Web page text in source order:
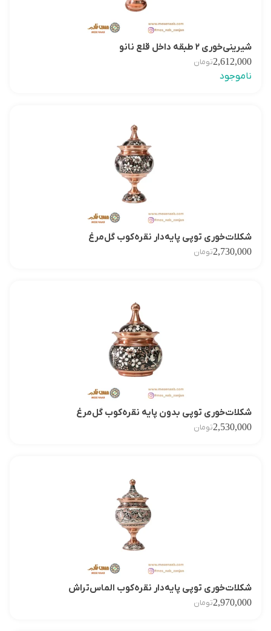
شیرینی‌خوری ۲ طبقه داخل قلع نانو
2,612,000تومان
ناموجود
شکلات‌خوری توپی پایه‌دار نقره‌کوب گل‌مرغ
2,730,000تومان
شکلات‌خوری توپی بدون پایه نقره‌کوب گل‌مرغ
2,530,000تومان
شکلات‌خوری توپی پایه‌دار نقره‌کوب الماس‌تراش
2,970,000تومان